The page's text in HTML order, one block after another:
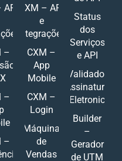
–
–
–
CXM – API
e
Integrações
CXM –
App
Mobile
CXM –
Login
Máquina
de
Vendas
Status
dos
Serviços
e API
Validador
Assinatura
Eletronic
Builder
–
Gerador
de UTM